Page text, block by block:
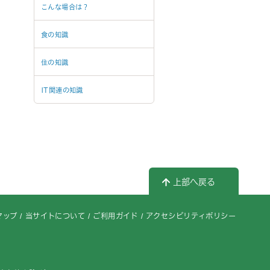
こんな場合は？
食の知識
住の知識
IT関連の知識
上部へ戻る
ップ 当サイトについて ご利用ガイド アクセシビリティポリシー